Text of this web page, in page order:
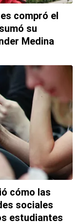
compró el
su
Medina
cómo las
sociales
estudiantes